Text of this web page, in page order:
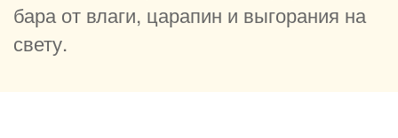
бара от влаги, царапин и выгорания на
свету.